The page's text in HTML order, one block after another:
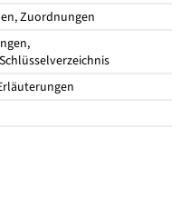
Zuordnungen